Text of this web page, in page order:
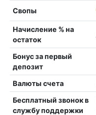
Свопы
Начисление % на
остаток
Бонус за первый
депозит
Валюты счета
Бесплатный звонок в
службу поддержки